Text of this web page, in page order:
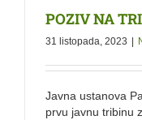
POZIV NA
31 listopada, 2023 |
Javna ustanova
prvu javnu tribinu